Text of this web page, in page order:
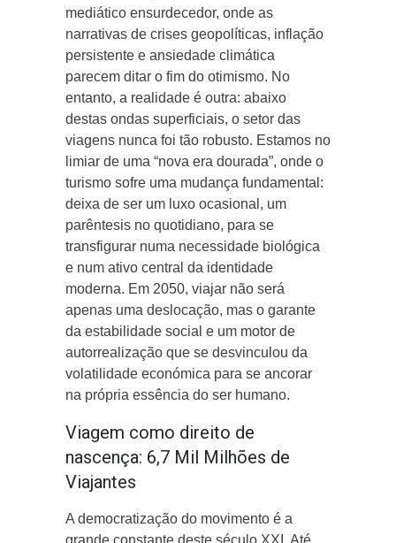
mediático ensurdecedor, onde as
narrativas de crises geopolíticas, inflação
persistente e ansiedade climática
parecem ditar o fim do otimismo. No
entanto, a realidade é outra: abaixo
destas ondas superficiais, o setor das
viagens nunca foi tão robusto. Estamos no
limiar de uma “nova era dourada”, onde o
turismo sofre uma mudança fundamental:
deixa de ser um luxo ocasional, um
parêntesis no quotidiano, para se
transfigurar numa necessidade biológica
e num ativo central da identidade
moderna. Em 2050, viajar não será
apenas uma deslocação, mas o garante
da estabilidade social e um motor de
autorrealização que se desvinculou da
volatilidade económica para se ancorar
na própria essência do ser humano.
Viagem como direito de
nascença: 6,7 Mil Milhões de
Viajantes
A democratização do movimento é a
grande constante deste século XXI. Até